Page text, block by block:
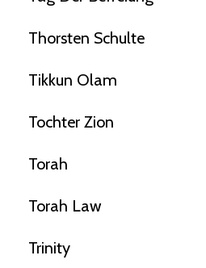
Thorsten Schulte
Tikkun Olam
Tochter Zion
Torah
Torah Law
Trinity